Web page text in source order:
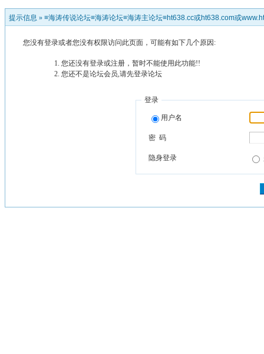
提示信息 » ≡海涛传说论坛≡海涛论坛≡海涛主论坛≡ht638.cc或ht638.com或
您没有登录或者您没有权限访问此页面，可能有如下几个原因:
您还没有登录或注册，暂时不能使用此功能!!
您还不是论坛会员,请先登录论坛
登录
用户名
密 码
隐身登录